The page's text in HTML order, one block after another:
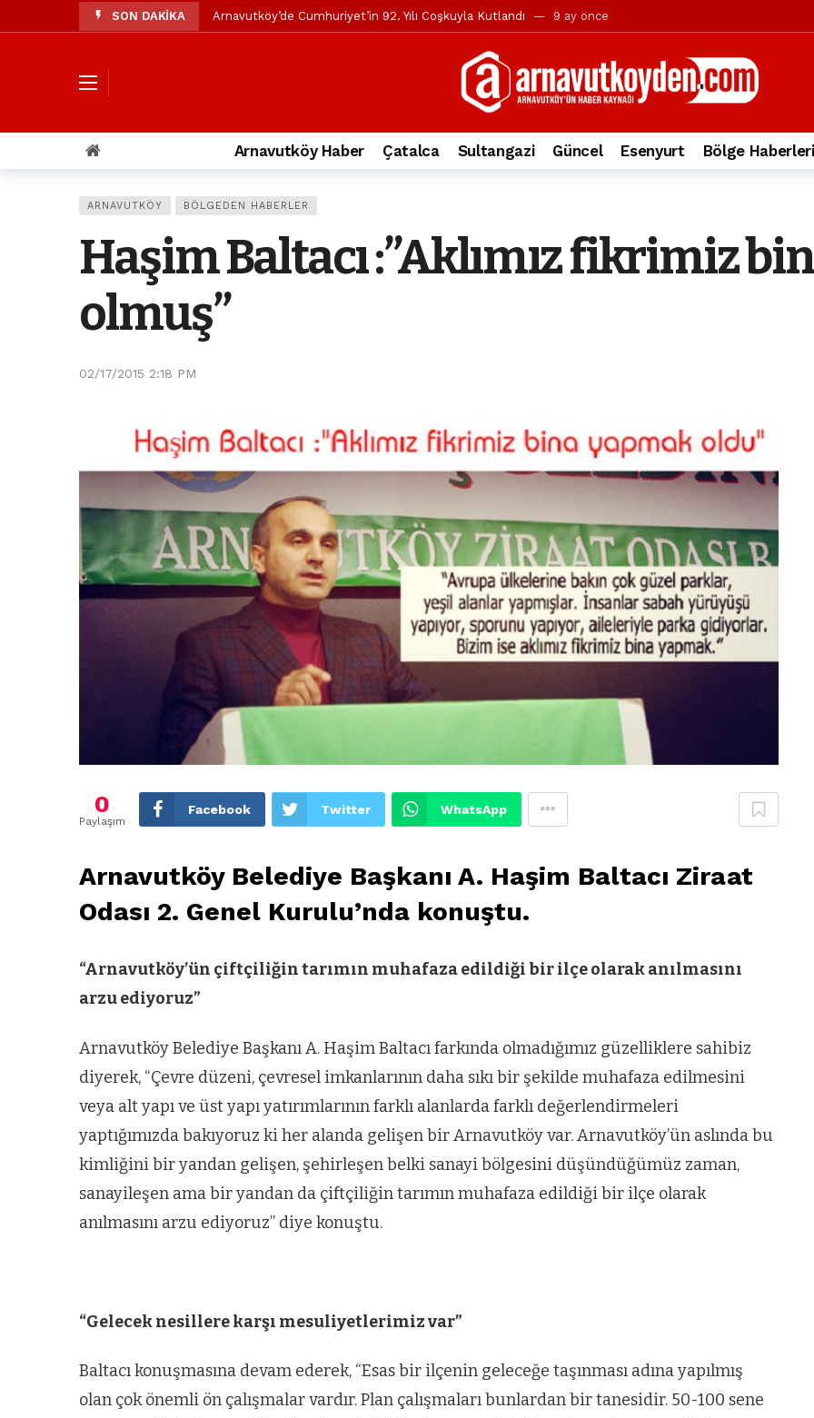
SON DAKİKA Arnavutköy’de Cumhuriyet’in 92. Yılı Coşkuyla Kutlandı 9 ay önce
Özgür Özel’den Arnavutköy Belediyesi’ne ve Mustafa Candaroğlu’na yönelik suçlamalar 10 ay önce
Arnavutköy’ün nüfusu 2024 yılında 344.868’e ulaştı 1 yıl önce
Arnavutköy Taşoluk’ta seyir halindeki otomobil alev alev yandı. 2 yıl önce
Arnavutköy İmrahor Mahallesi sakinleri protesto gösterisi düzenledi 2 yıl önce
Toprak kaydı: 3 hafriyat kamyonu birbirlerinin üzerine devrildi
İstanbul Havalimanı yolundaki kazada, taksideki yolcu öldü 3 yıl önce
Arnavutkoy Belediyesi’ne su baskını tepkisi 3 yıl önce
Arnavutköy Haber Çatalca Sultangazi Güncel Esenyurt Bölge Haberleri
ARNAVUTKÖY BÖLGEDEN HABERLER
Haşim Baltacı :”Aklımız fikrimiz
olmuş”
02/17/2015 2:18 PM
0
Paylaşım
Facebook Twitter WhatsApp
Arnavutköy Belediye Başkanı A. Haşim Baltacı Ziraat
Odası 2. Genel Kurulu’nda konuştu.
“Arnavutköy’ün çiftçiliğin tarımın muhafaza edildiği bir ilçe olarak anılmasını
arzu ediyoruz”
Arnavutköy Belediye Başkanı A. Haşim Baltacı farkında olmadığımız güzelliklere sahibiz
diyerek, “Çevre düzeni, çevresel imkanlarının daha sıkı bir şekilde muhafaza edilmesini
veya alt yapı ve üst yapı yatırımlarının farklı alanlarda farklı değerlendirmeleri
yaptığımızda bakıyoruz ki her alanda gelişen bir Arnavutköy var. Arnavutköy’ün aslında bu
kimliğini bir yandan gelişen, şehirleşen belki sanayi bölgesini düşündüğümüz zaman,
sanayileşen ama bir yandan da çiftçiliğin tarımın muhafaza edildiği bir ilçe olarak
anılmasını arzu ediyoruz” diye konuştu.
“Gelecek nesillere karşı mesuliyetlerimiz var”
Baltacı konuşmasına devam ederek, “Esas bir ilçenin geleceğe taşınması adına yapılmış
olan çok önemli ön çalışmalar vardır. Plan çalışmaları bunlardan bir tanesidir. 50-100 sene